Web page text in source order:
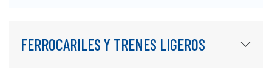
FERROCARILES Y TRENES LIGEROS